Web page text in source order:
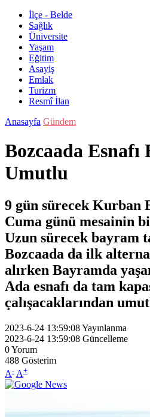
İlçe - Belde
Sağlık
Üniversite
Yaşam
Eğitim
Asayiş
Emlak
Turizm
Resmî İlan
Anasayfa Gündem
Bozcaada
Umutlu
9 gün sürecek Kurban
Cuma günü mesainin
Uzun sürecek bayram
Bozcaada da ilk
alırken Bayramda
Ada esnafı da tam
çalışacaklarından
2023-6-24 13:59:08Yayınlanma
2023-6-24 13:59:08 Güncelleme
0Yorum
488 Gösterim
A- A+